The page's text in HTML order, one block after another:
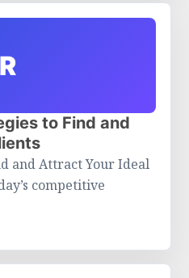
to Find and
and Attract Your Ideal
competitive